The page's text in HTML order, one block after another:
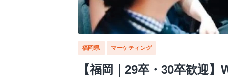
福岡県 マーケティング
【福岡｜29卒・30卒歓迎